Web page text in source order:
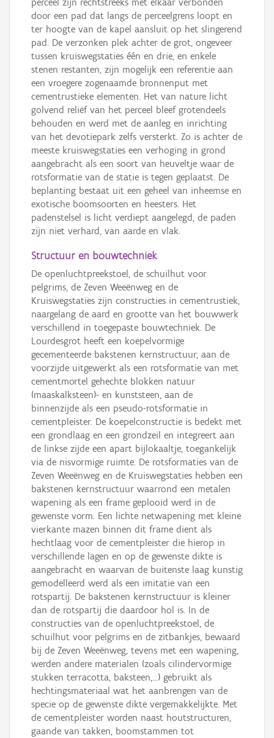
perceel zijn rechtstreeks met elkaar verbonden
door een pad dat langs de perceelgrens loopt en
ter hoogte van de kapel aansluit op het slingerend
pad. De verzonken plek achter de grot, ongeveer
tussen kruiswegstaties één en drie, en enkele
stenen restanten, zijn mogelijk een referentie aan
een vroegere zogenaamde bronnenput met
cementrustieke elementen. Het van nature licht
golvend reliëf van het perceel bleef grotendeels
behouden en werd met de aanleg en inrichting
van het devotiepark zelfs versterkt. Zo is achter de
meeste kruiswegstaties een verhoging in grond
aangebracht als een soort van heuveltje waar de
rotsformatie van de statie is tegen geplaatst. De
beplanting bestaat uit een geheel van inheemse en
exotische boomsoorten en heesters. Het
padenstelsel is licht verdiept aangelegd, de paden
zijn niet verhard, van aarde en vlak.
Structuur en bouwtechniek
De openluchtpreekstoel, de schuilhut voor
pelgrims, de Zeven Weeënweg en de
Kruiswegstaties zijn constructies in cementrustiek,
naargelang de aard en grootte van het bouwwerk
verschillend in toegepaste bouwtechniek. De
Lourdesgrot heeft een koepelvormige
gecementeerde bakstenen kernstructuur, aan de
voorzijde uitgewerkt als een rotsformatie van met
cementmortel gehechte blokken natuur
(maaskalksteen)- en kunststeen, aan de
binnenzijde als een pseudo-rotsformatie in
cementpleister. De koepelconstructie is bedekt met
een grondlaag en een grondzeil en integreert aan
de linkse zijde een apart bijlokaaltje, toegankelijk
via de nisvormige ruimte. De rotsformaties van de
Zeven Weeënweg en de Kruiswegstaties hebben een
bakstenen kernstructuur waarrond een metalen
wapening als een frame geplooid werd in de
gewenste vorm. Een lichte netwapening met kleine
vierkante mazen binnen dit frame dient als
hechtlaag voor de cementpleister die hierop in
verschillende lagen en op de gewenste dikte is
aangebracht en waarvan de buitenste laag kunstig
gemodelleerd werd als een imitatie van een
rotspartij. De bakstenen kernstructuur is kleiner
dan de rotspartij die daardoor hol is. In de
constructies van de openluchtpreekstoel, de
schuilhut voor pelgrims en de zitbankjes, bewaard
bij de Zeven Weeënweg, tevens met een wapening,
werden andere materialen (zoals cilindervormige
stukken terracotta, baksteen,...) gebruikt als
hechtingsmateriaal wat het aanbrengen van de
specie op de gewenste dikte vergemakkelijkte. Met
de cementpleister worden naast houtstructuren,
gaande van takken, boomstammen tot